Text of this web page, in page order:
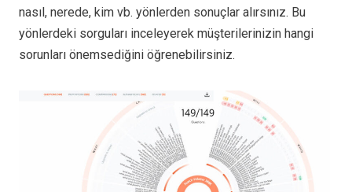
nasıl, nerede, kim vb. yönlerden sonuçlar alırsınız. Bu
yönlerdeki sorguları inceleyerek müşterilerinizin hangi
sorunları önemsediğini öğrenebilirsiniz.